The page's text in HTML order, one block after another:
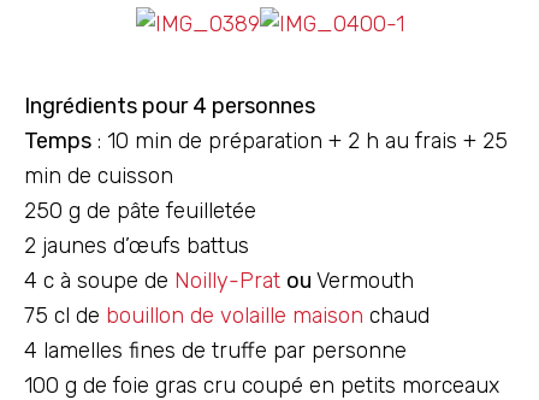
Ingrédients pour 4 personnes
Temps : 10 min de préparation + 2 h au frais + 25
min de cuisson
250 g de pâte feuilletée
2 jaunes d’œufs battus
4 c à soupe de Noilly-Prat ou Vermouth
75 cl de bouillon de volaille maison chaud
4 lamelles fines de truffe par personne
100 g de foie gras cru coupé en petits morceaux